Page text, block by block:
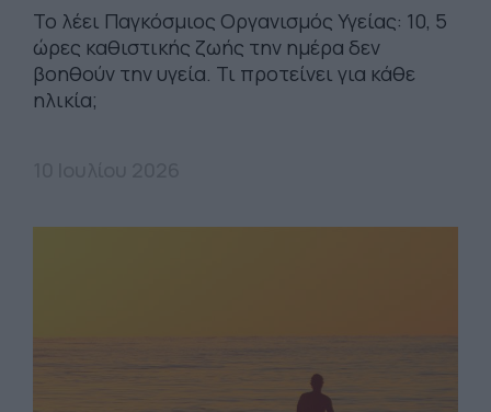
Το λέει Παγκόσμιος Οργανισμός Υγείας: 10, 5
ώρες καθιστικής ζωής την ημέρα δεν
βοηθούν την υγεία. Τι προτείνει για κάθε
ηλικία;